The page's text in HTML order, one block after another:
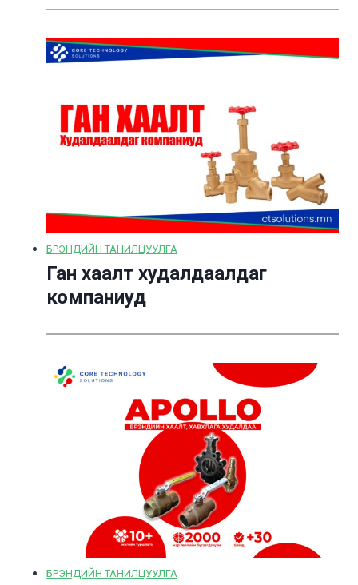
БРЭНДИЙН ТАНИЛЦУУЛГА
Ган хаалт худалдаалдаг
компаниуд
БРЭНДИЙН ТАНИЛЦУУЛГА